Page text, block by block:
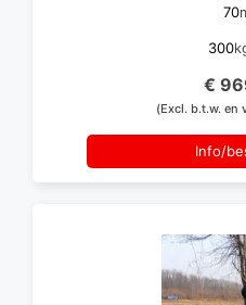
70
300
€
(Excl. b.t.w. en
Info/